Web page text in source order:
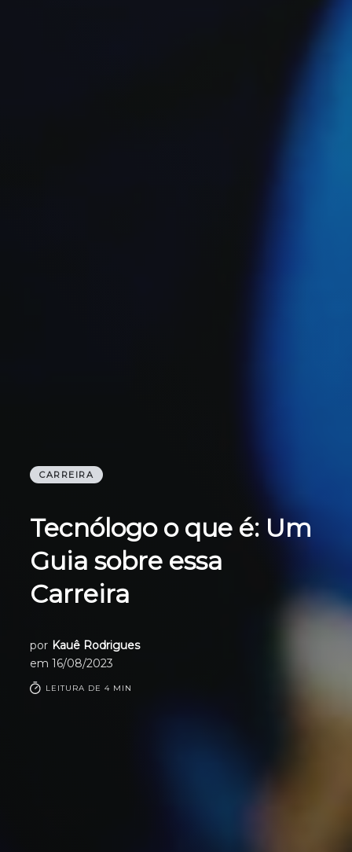
CARREIRA
Tecnólogo o que é: Um
Guia sobre essa
Carreira
por Kauê Rodrigues
em 16/08/2023
LEITURA DE 4 MIN